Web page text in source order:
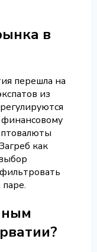
в
перешла на
из
финансовому
как